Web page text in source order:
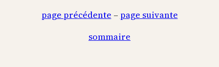
page précédente – page suivante
sommaire